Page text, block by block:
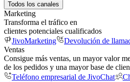
Todos los canales
Marketing
Transforma el tráfico en
clientes potenciales cualificados
JivoMarketing
Devolución de
Ventas
Consigue más ventas, un mayor valor
de los pedidos y una mayor base de
Teléfono empresarial de JivoChat